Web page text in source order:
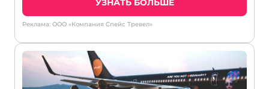
УЗНАТЬ БОЛЬШЕ
Реклама: ООО «Компания Спейс Тревел»